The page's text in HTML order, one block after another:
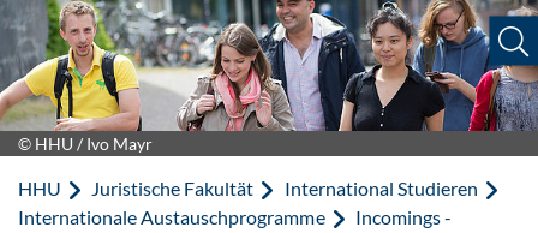
© HHU / Ivo Mayr
HHU Juristische Fakultät
International Studieren
Internationale Austauschprogramme
Incomings -